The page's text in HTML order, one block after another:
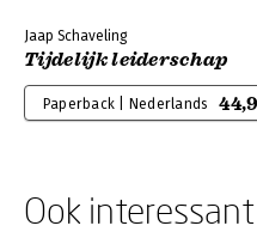
Jaap Schaveling
Tijdelijk leiderschap
Paperback | Nederlands
Ook interessant